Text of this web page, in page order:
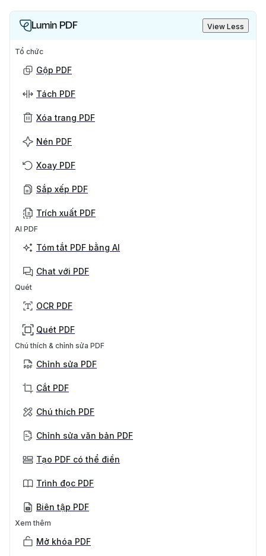
Lumin PDF View Less
Tổ chức
Gộp PDF
Tách PDF
Xóa trang PDF
Nén PDF
Xoay PDF
Sắp xếp PDF
Trích xuất PDF
AI PDF
Tóm tắt PDF bằng AI
Chat với PDF
Quét
OCR PDF
Quét PDF
Chú thích & chỉnh sửa PDF
Chỉnh sửa PDF
Cắt PDF
Chú thích PDF
Chỉnh sửa văn bản PDF
Tạo PDF có thể điền
Trình đọc PDF
Biên tập PDF
Xem thêm
Mở khóa PDF